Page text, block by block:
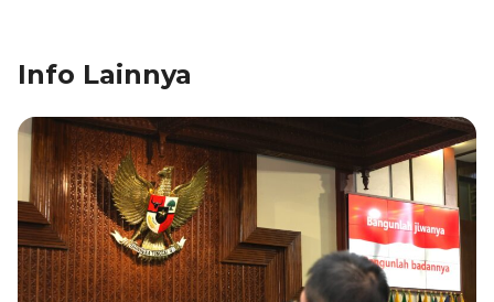
e
b
o
o
k
e
dI
n
A
p
p
a
m
Info Lainnya